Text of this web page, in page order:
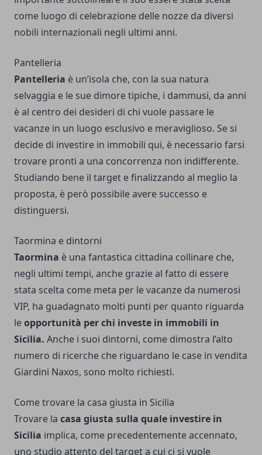
come luogo di celebrazione delle nozze da diversi
nobili internazionali negli ultimi anni.
Pantelleria
Pantelleria è un’isola che, con la sua natura
selvaggia e le sue dimore tipiche, i dammusi, da anni
è al centro dei desideri di chi vuole passare le
vacanze in un luogo esclusivo e meraviglioso. Se si
decide di investire in immobili qui, è necessario farsi
trovare pronti a una concorrenza non indifferente.
Studiando bene il target e finalizzando al meglio la
proposta, è però possibile avere successo e
distinguersi.
Taormina e dintorni
Taormina è una fantastica cittadina collinare che,
negli ultimi tempi, anche grazie al fatto di essere
stata scelta come meta per le vacanze da numerosi
VIP, ha guadagnato molti punti per quanto riguarda
leopportunità per chi investe in immobili in
Sicilia. Anche i suoi dintorni, come dimostra l’alto
numero di ricerche che riguardano le case in vendita
Giardini Naxos, sono molto richiesti.
Come trovare la casa giusta in Sicilia
Trovare la casa giusta sulla quale investire in
Sicilia implica, come precedentemente accennato,
uno studio attento del target a cui ci si vuole